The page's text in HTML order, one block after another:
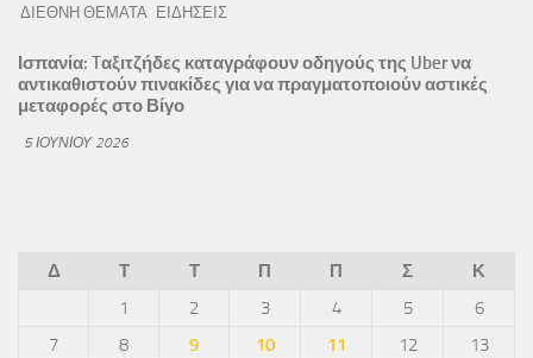
ΔΙΕΘΝΗ ΘΕΜΑΤΑ ΕΙΔΗΣΕΙΣ
Ισπανία: Tαξιτζήδες καταγράφουν οδηγούς της Uber να
αντικαθιστούν πινακίδες για να πραγματοποιούν αστικές
μεταφορές στο Βίγο
5 ΙΟΥΝΊΟΥ 2026
Δ Τ Τ Π Π Σ
Κ
1
2 3 4 5
6
7
8 9 10 11 12
13